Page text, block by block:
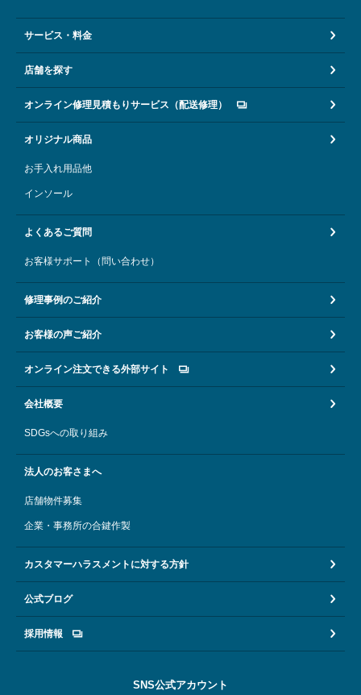
サービス・料金
店舗を探す
オンライン修理見積もりサービス（配送修理）
オリジナル商品
お手入れ用品他
インソール
よくあるご質問
お客様サポート（問い合わせ）
修理事例のご紹介
お客様の声ご紹介
オンライン注文できる外部サイト
会社概要
SDGsへの取り組み
法人のお客さまへ
店舗物件募集
企業・事務所の合鍵作製
カスタマーハラスメントに対する方針
公式ブログ
採用情報
SNS公式アカウント